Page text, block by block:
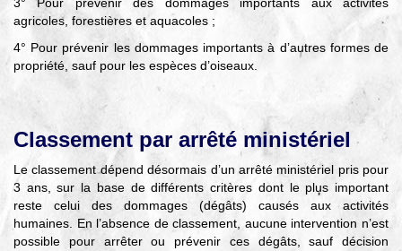
agricoles, forestières et aquacoles ;
4° Pour prévenir les dommages importants à d’autres formes de
propriété, sauf pour les espèces d’oiseaux.
Classement par arrêté ministériel
Le classement dépend désormais d’un arrêté ministériel pris pour
3 ans, sur la base de différents critères dont le plus important
reste celui des dommages (dégâts) causés aux activités
humaines. En l’absence de classement, aucune intervention n’est
possible pour arrêter ou prévenir ces dégâts, sauf décision